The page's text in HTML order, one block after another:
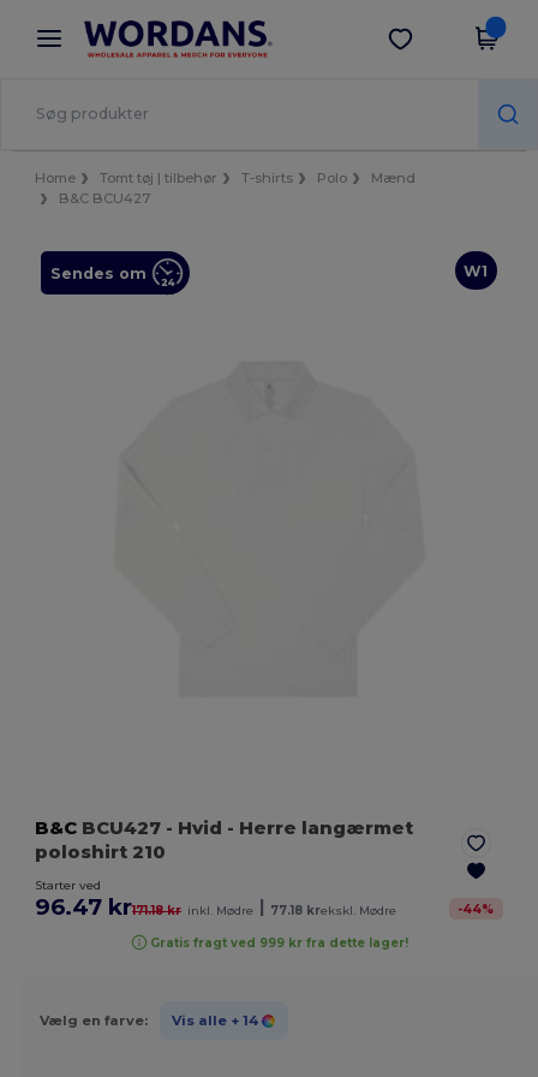
× Wordans-app
Bedre priser i appen!
Hent app
Home Tomt tøj | tilbehør T-shirts Polo
Mænd
B&C BCU427
W1
Sendes om
B&C BCU427 - Hvid - Herre langærmet
poloshirt 210
Starter ved
96.47 kr171.18 kr inkl. Mødre 77.18 krekskl. Mødre -44%
Gratis fragt ved 999 kr fra dette lager!
Vælg en farve: Vis alle + 14